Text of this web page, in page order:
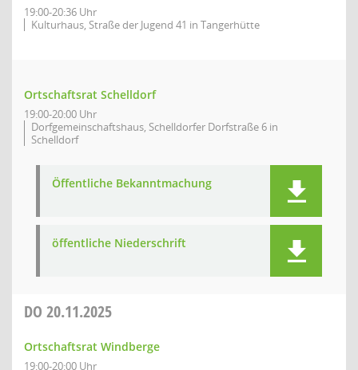
19:00-20:36 Uhr
Kulturhaus, Straße der Jugend 41 in Tangerhütte
Ortschaftsrat Schelldorf
19:00-20:00 Uhr
Dorfgemeinschaftshaus, Schelldorfer Dorfstraße 6 in
Schelldorf
Öffentliche Bekanntmachung
öffentliche Niederschrift
DO 20.11.2025
Ortschaftsrat Windberge
19:00-20:00 Uhr